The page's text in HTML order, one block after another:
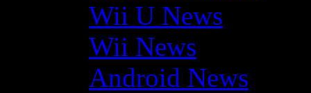
Wii U News
Wii News
Android News